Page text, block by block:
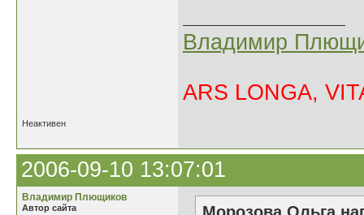
Владимир
ARS LONGA,
Неактивен
2006-09-10 13:07:01
Владимир Плющиков
Автор сайта